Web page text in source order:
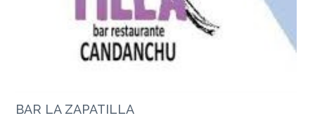
BAR LA ZAPATILLA